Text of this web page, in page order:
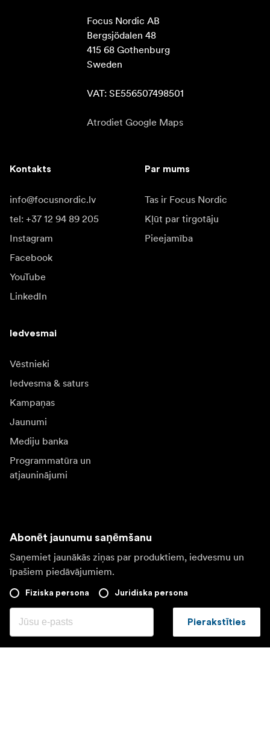
Focus Nordic AB
Bergsjödalen 48
415 68 Gothenburg
Sweden
VAT: SE556507498501
Atrodiet Google Maps
Kontakts
info@focusnordic.lv
tel: +37 12 94 89 205
Instagram
Facebook
YouTube
LinkedIn
Par mums
Tas ir Focus Nordic
Kļūt par tirgotāju
Pieejamība
Iedvesmai
Vēstnieki
Iedvesma & saturs
Kampaņas
Jaunumi
Mediju banka
Programmatūra un
atjauninājumi
Abonēt jaunumu saņēmšanu
Saņemiet jaunākās ziņas par produktiem, iedvesmu un
īpašiem piedāvājumiem.
Fiziska persona Juridiska persona
Pierakstīties